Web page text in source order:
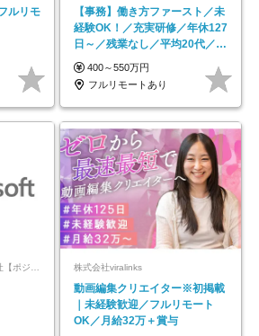
ルリモ
【事務】働き方ファースト／未
経験OK！／充実研修／年休127
日～／残業なし／平均20代／リ
モートOK
400～550万円
フルリモートあり
日本マイクロソフト株式会社【ポジションマッチ登録】 株式会社viralinks
動画編集クリエイター※初掲載
｜未経験歓迎／フルリモート
OK／月給32万＋賞与